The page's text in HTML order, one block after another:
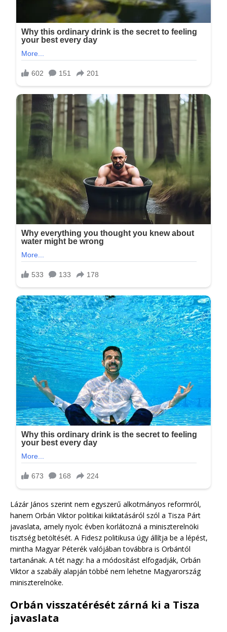
Lázár János szerint nem egyszerű alkotmányos reformról,
hanem Orbán Viktor politikai kiiktatásáról szól a Tisza Párt
javaslata, amely nyolc évben korlátozná a miniszterelnöki
tisztség betöltését. A Fidesz politikusa úgy állítja be a lépést,
mintha Magyar Péterék valójában továbbra is Orbántól
tartanának. A tét nagy: ha a módosítást elfogadják, Orbán
Viktor a szabály alapján többé nem lehetne Magyarország
miniszterelnöke.
Orbán visszatérését zárná ki a Tisza
javaslata